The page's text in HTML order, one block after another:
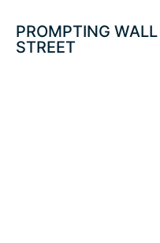
PROMPTING WALL
STREET